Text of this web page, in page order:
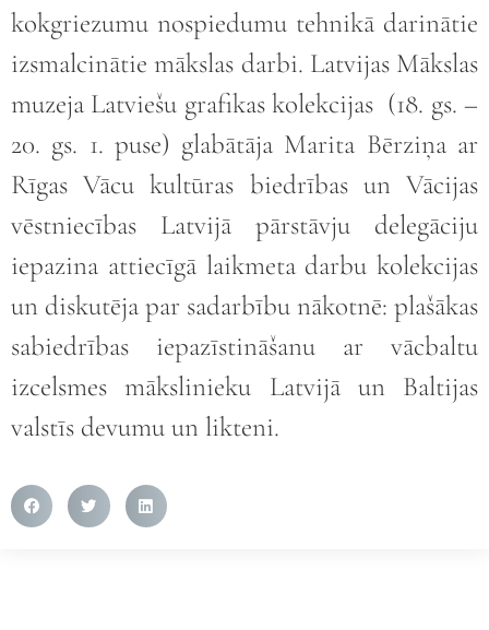
kokgriezumu nospiedumu tehnikā darinātie
izsmalcinātie mākslas darbi. Latvijas Mākslas
muzeja Latviešu grafikas kolekcijas (18. gs. –
20. gs. 1. puse) glabātāja Marita Bērziņa ar
Rīgas Vācu kultūras biedrības un Vācijas
vēstniecības Latvijā pārstāvju delegāciju
iepazina attiecīgā laikmeta darbu kolekcijas
un diskutēja par sadarbību nākotnē: plašākas
sabiedrības iepazīstināšanu ar vācbaltu
izcelsmes mākslinieku Latvijā un Baltijas
valstīs devumu un likteni.